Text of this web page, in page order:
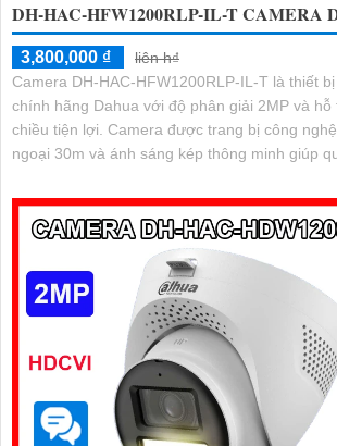
DH-HAC-HFW1200RLP-IL-T CAMERA
3,800,000 ₫
liên h₫
Camera DH-HAC-HFW1200RLP-IL-T là thiết
chính hãng Dahua với độ phân giải 2MP và hỗ
chiều tiện lợi. Camera được trang bị công nghệ HDCVI, hồng
ngoại 30m và ánh sáng kép thông minh giúp